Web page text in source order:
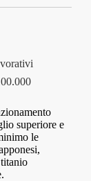
superiore e
le